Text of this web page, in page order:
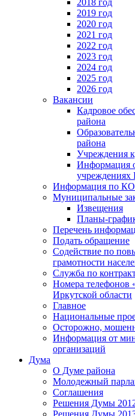
2019 год
2020 год
2021 год
2022 год
2023 год
2024 год
2025 год
2026 год
Вакансии
Кадровое
района
района
Учреждения
Информация
учреждениях
Информация по
Муниципальные
Извещения
Планы-
Перечень
Подать обращение
Содействие по
грамотности
Служба по
Номера телефонов
Иркутской области
Главное
Национальные
Осторожно,
Информация от
организаций
Дума
О Думе района
Молодежный
Соглашения
Решения Думы
Решения Думы